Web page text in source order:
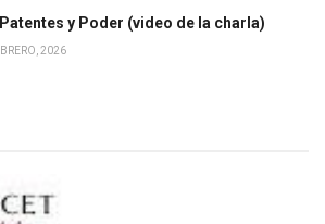
y Poder (video de la charla)
2026